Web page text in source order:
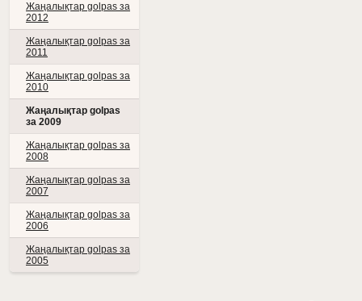
Жаңалықтар golpas за
2012
Жаңалықтар golpas за
2011
Жаңалықтар golpas за
2010
Жаңалықтар golpas
за 2009
Жаңалықтар golpas за
2008
Жаңалықтар golpas за
2007
Жаңалықтар golpas за
2006
Жаңалықтар golpas за
2005